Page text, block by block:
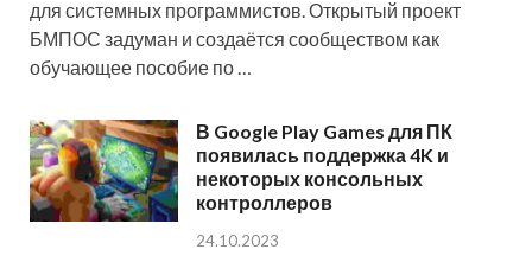
для системных программистов. Открытый проект
БМПОС задуман и создаётся сообществом как
обучающее пособие по …
В Google Play Games для ПК
появилась поддержка 4K и
некоторых консольных
контроллеров
24.10.2023